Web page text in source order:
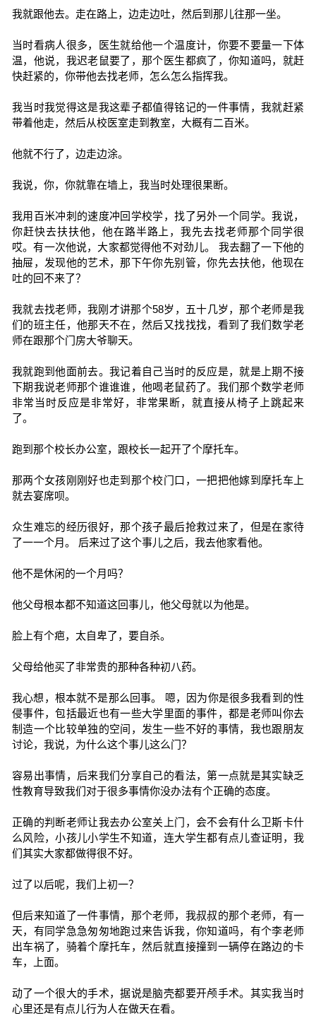
我就跟他去。走在路上，边走边吐，然后到那儿往那一坐。
当时看病人很多，医生就给他一个温度计，你要不要量一下体
温，他说，我迟老鼠要了，那个医生都疯了，你知道吗，就赶
快赶紧的，你带他去找老师，怎么怎么指挥我。
我当时我觉得这是我这辈子都值得铭记的一件事情，我就赶紧
带着他走，然后从校医室走到教室，大概有二百米。
他就不行了，边走边涂。
我说，你，你就靠在墙上，我当时处理很果断。
我用百米冲刺的速度冲回学校学，找了另外一个同学。我说，
你赶快去扶扶他，他在路半路上，我先去找老师那个同学很
哎。有一次他说，大家都觉得他不对劲儿。 我去翻了一下他的
抽屉，发现他的艺术，那下午你先别管，你先去扶他，他现在
吐的回不来了？
我就去找老师，我刚才讲那个58岁，五十几岁，那个老师是我
们的班主任，他那天不在，然后又找找找，看到了我们数学老
师在跟那个门房大爷聊天。
我就跑到他面前去。我记着自己当时的反应是，就是上期不接
下期我说老师那个谁谁谁，他喝老鼠药了。我们那个数学老师
非常当时反应是非常好，非常果断，就直接从椅子上跳起来
了。
跑到那个校长办公室，跟校长一起开了个摩托车。
那两个女孩刚刚好也走到那个校门口，一把把他嫁到摩托车上
就去宴席呗。
众生难忘的经历很好，那个孩子最后抢救过来了，但是在家待
了一一个月。 后来过了这个事儿之后，我去他家看他。
他不是休闲的一个月吗？
他父母根本都不知道这回事儿，他父母就以为他是。
脸上有个疤，太自卑了，要自杀。
父母给他买了非常贵的那种各种初八药。
我心想，根本就不是那么回事。 嗯，因为你是很多我看到的性
侵事件，包括最近也有一些大学里面的事件，都是老师叫你去
制造一个比较单独的空间，发生一些不好的事情，我也跟朋友
讨论，我说，为什么这个事儿这么门？
容易出事情，后来我们分享自己的看法，第一点就是其实缺乏
性教育导致我们对于很多事情你没办法有个正确的态度。
正确的判断老师让我去办公室关上门，会不会有什么卫斯卡什
么风险，小孩儿小学生不知道，连大学生都有点儿查证明，我
们其实大家都做得很不好。
过了以后呢，我们上初一？
但后来知道了一件事情，那个老师，我叔叔的那个老师，有一
天，有同学急急匆匆地跑过来告诉我，你知道吗，有个李老师
出车祸了，骑着个摩托车，然后就直接撞到一辆停在路边的卡
车，上面。
动了一个很大的手术，据说是脑壳都要开颅手术。其实我当时
心里还是有点儿行为人在做天在看。